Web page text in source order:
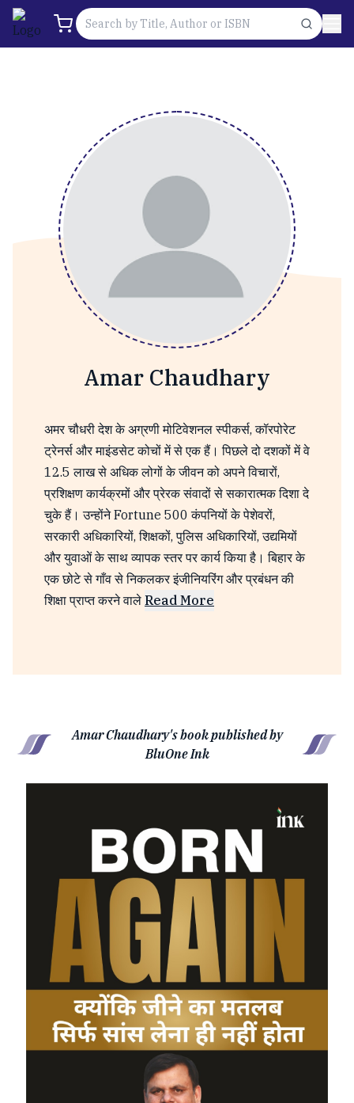
Amar Chaudhary
अमर चौधरी देश के अग्रणी मोटिवेशनल स्पीकर्स, कॉरपोरेट
ट्रेनर्स और माइंडसेट कोचों में से एक हैं। पिछले दो दशकों में वे
12.5 लाख से अधिक लोगों के जीवन को अपने विचारों,
प्रशिक्षण कार्यक्रमों और प्रेरक संवादों से सकारात्मक दिशा दे
चुके हैं। उन्होंने Fortune 500 कंपनियों के पेशेवरों,
सरकारी अधिकारियों, शिक्षकों, पुलिस अधिकारियों, उद्यमियों
और युवाओं के साथ व्यापक स्तर पर कार्य किया है। बिहार के
एक छोटे से गाँव से निकलकर इंजीनियरिंग और प्रबंधन की
शिक्षा प्राप्त करने वाले Read More
Amar Chaudhary's book published by
BluOne Ink